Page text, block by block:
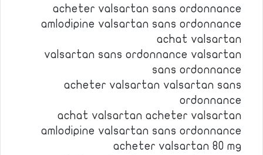
acheter valsartan sans ordonnance
amlodipine valsartan sans ordonnance
achat valsartan
valsartan sans ordonnance valsartan
sans ordonnance
acheter valsartan valsartan sans
ordonnance
achat valsartan acheter valsartan
amlodipine valsartan sans ordonnance
acheter valsartan 80 mg